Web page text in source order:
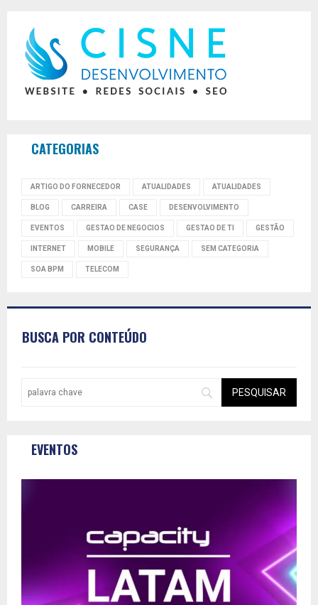
CATEGORIAS
ARTIGO DO FORNECEDOR ATUALIDADES ATUALIDADES
BLOG CARREIRA CASE DESENVOLVIMENTO
EVENTOS GESTAO DE NEGOCIOS GESTAO DE TI GESTÃO
INTERNET MOBILE SEGURANÇA SEM CATEGORIA
SOA BPM TELECOM
BUSCA POR CONTEÚDO
EVENTOS